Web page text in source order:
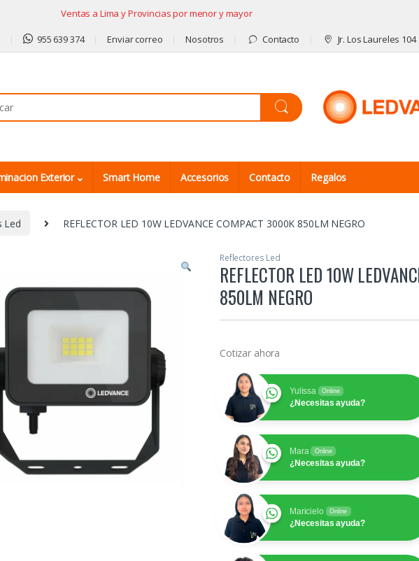
Ventas a Lima y Provincias por menor y mayor
955 639 374 Enviar correo Nosotros Contacto Jr. Los Laureles
Exterior Smart Home Accesorios Contacto Regalos
Led REFLECTOR LED 10W LEDVANCE COMPACT 3000K 850LM NEGRO
Reflectores Led
REFLECTOR LED 10W
850LM NEGRO
Cotizar ahora
Yulissa Online
¿Necesitas ayuda?
Mara Online
¿Necesitas ayuda?
Maricielo Online
¿Necesitas ayuda?